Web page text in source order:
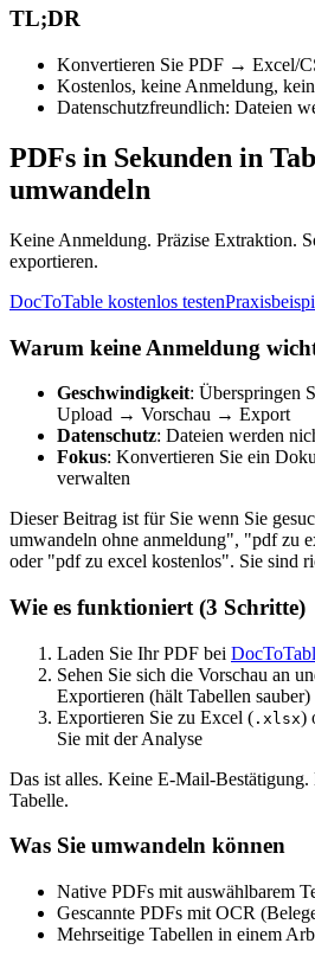
TL;DR
Konvertieren Sie PDF → Excel/
Kostenlos, keine Anmeldung,
Datenschutzfreundlich: Dateien
PDFs in Sekunden in
umwandeln
Keine Anmeldung. Präzise Extraktion.
exportieren.
DocToTable kostenlos testen
Warum keine Anmeldung
Geschwindigkeit: Überspringen
Upload → Vorschau → Export
Datenschutz: Dateien werden
Fokus: Konvertieren Sie ein
verwalten
Dieser Beitrag ist für Sie wenn Sie
umwandeln ohne anmeldung", "pdf zu
oder "pdf zu excel kostenlos". Sie sind
Wie es funktioniert (3 Schritte)
Laden Sie Ihr PDF bei
Sehen Sie sich die Vorschau an
Exportieren (hält Tabellen sauber)
Exportieren Sie zu Excel ( .xlsx)
Sie mit der Analyse
Das ist alles. Keine E-Mail-
Tabelle.
Was Sie umwandeln können
Native PDFs mit auswählbarem
Gescannte PDFs mit OCR
Mehrseitige Tabellen in einem